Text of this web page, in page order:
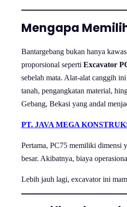
Mengapa
Bantargebang bukan hanya
proporsional seperti Excavator
sebelah mata. Alat-alat canggih
tanah, pengangkatan material,
Gebang, Bekasi yang andal
PT. JAVA MEGA
Pertama, PC75 memiliki dimensi
besar. Akibatnya, biaya
Lebih jauh lagi, excavator ini